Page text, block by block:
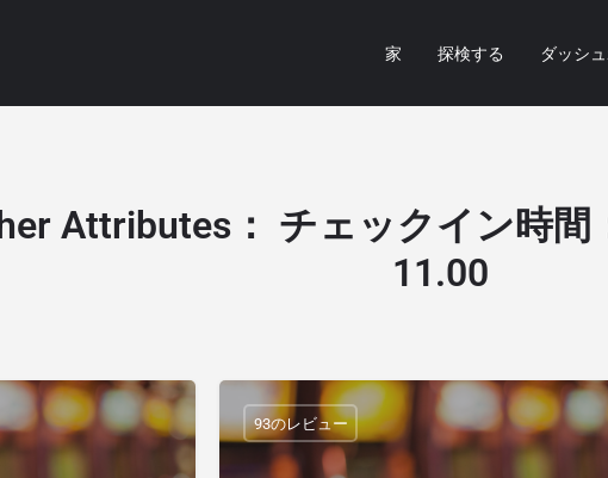
家 探検する ダッシ
Attributes： チェックイン時間
11.00
93のレビュー